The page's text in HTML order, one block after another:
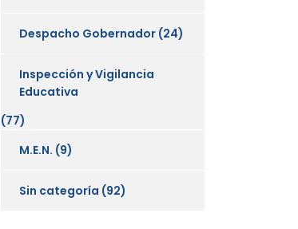
Despacho Gobernador (24)
Inspección y Vigilancia
Educativa
(77)
M.E.N. (9)
Sin categoría (92)